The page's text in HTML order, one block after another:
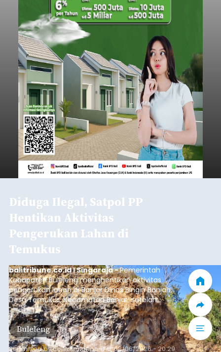
Diduga Ilegal, Satpol PP
Hentikan Aktivitas
Pengerukan Lahan di
Temukus
balitribune.co.id I Singaraja -Pemerintah
Kabupaten Buleleng menghentikan aktivitas
pengerukan lahan di Banjar Dinas Bingin Banjah,
Desa Temukus, Kecamatan Banjar, setelah
ditemukan indikasi kegiatan pengambilan
material yang tidak sesuai dengan peruntukan
kawasan.
Buleleng
Submitted bycontributoronThu, 08/06/2026 - 20:29